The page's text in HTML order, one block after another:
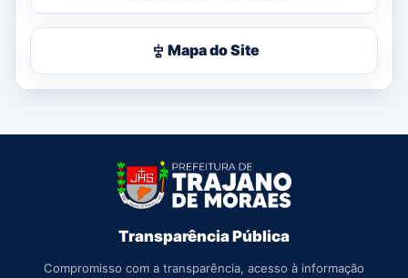
Mapa do Site
Transparência Pública
Compromisso com a transparência, acesso à informação